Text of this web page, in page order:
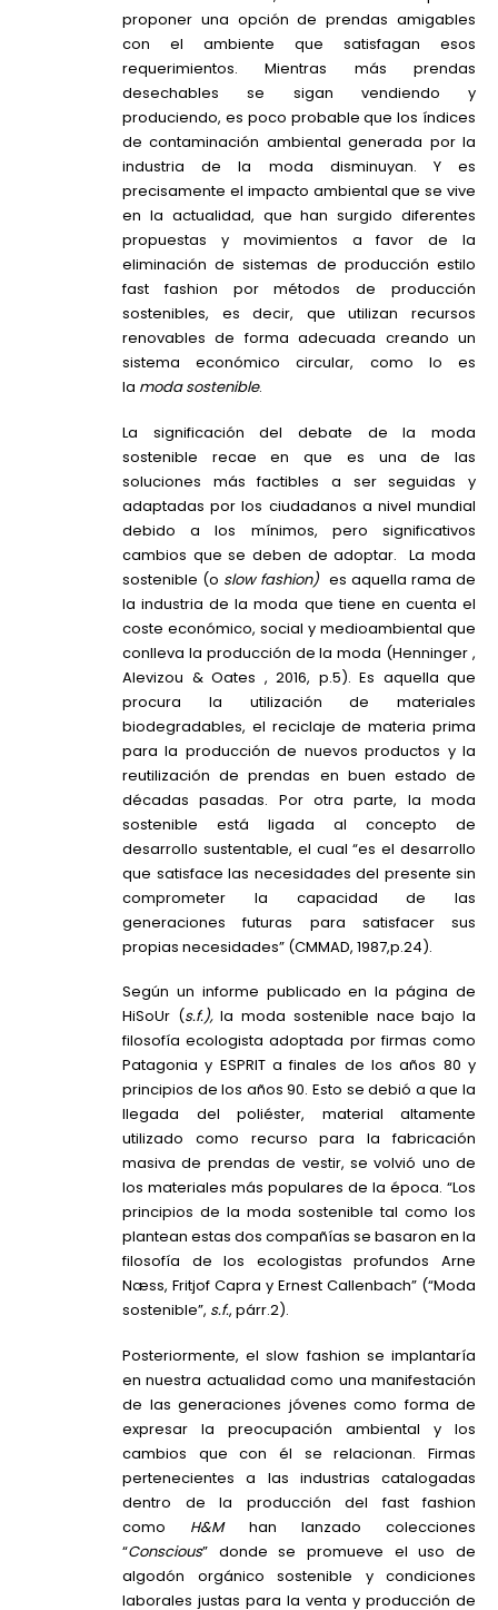
proponer una opción de prendas amigables
con el ambiente que satisfagan esos
requerimientos. Mientras más prendas
desechables se sigan vendiendo y
produciendo, es poco probable que los índices
de contaminación ambiental generada por la
industria de la moda disminuyan. Y es
precisamente el impacto ambiental que se vive
en la actualidad, que han surgido diferentes
propuestas y movimientos a favor de la
eliminación de sistemas de producción estilo
fast fashion por métodos de producción
sostenibles, es decir, que utilizan recursos
renovables de forma adecuada creando un
sistema económico circular, como lo es
la moda sostenible.
La significación del debate de la moda
sostenible recae en que es una de las
soluciones más factibles a ser seguidas y
adaptadas por los ciudadanos a nivel mundial
debido a los mínimos, pero significativos
cambios que se deben de adoptar. La moda
sostenible (o slow fashion) es aquella rama de
la industria de la moda que tiene en cuenta el
coste económico, social y medioambiental que
conlleva la producción de la moda (Henninger ,
Alevizou & Oates , 2016, p.5). Es aquella que
procura la utilización de materiales
biodegradables, el reciclaje de materia prima
para la producción de nuevos productos y la
reutilización de prendas en buen estado de
décadas pasadas. Por otra parte, la moda
sostenible está ligada al concepto de
desarrollo sustentable, el cual “es el desarrollo
que satisface las necesidades del presente sin
comprometer la capacidad de las
generaciones futuras para satisfacer sus
propias necesidades” (CMMAD, 1987,p.24).
Según un informe publicado en la página de
HiSoUr (s.f.),la moda sostenible nace bajo la
filosofía ecologista adoptada por firmas como
Patagonia y ESPRIT a finales de los años 80 y
principios de los años 90. Esto se debió a que la
llegada del poliéster, material altamente
utilizado como recurso para la fabricación
masiva de prendas de vestir, se volvió uno de
los materiales más populares de la época. “Los
principios de la moda sostenible tal como los
plantean estas dos compañías se basaron en la
filosofía de los ecologistas profundos Arne
Næss, Fritjof Capra y Ernest Callenbach” (“Moda
sostenible”, s.f., párr.2).
Posteriormente, el slow fashion se implantaría
en nuestra actualidad como una manifestación
de las generaciones jóvenes como forma de
expresar la preocupación ambiental y los
cambios que con él se relacionan. Firmas
pertenecientes a las industrias catalogadas
dentro de la producción del fast fashion
como H&Mhan lanzado colecciones
“Conscious” donde se promueve el uso de
algodón orgánico sostenible y condiciones
laborales justas para la venta y producción de